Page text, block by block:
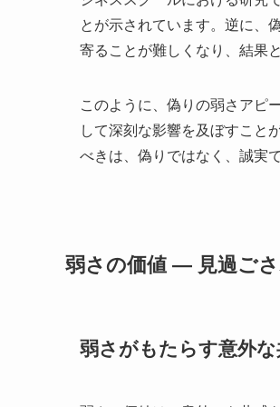
とが示されています。逆に、
寄ることが難しくなり、結果
このように、偽りの弱さアピ
して深刻な影響を及ぼすこと
べきは、偽りではなく、誠実
弱さの価値 — 見過ご
弱さがもたらす意外な